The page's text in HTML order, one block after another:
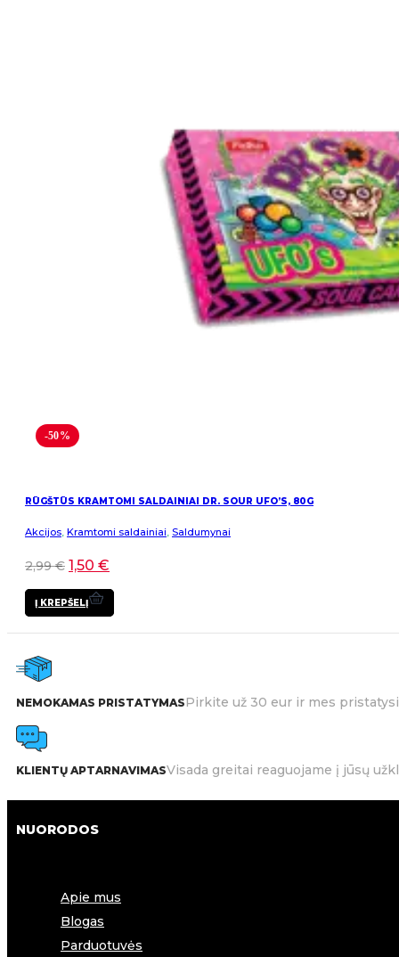
-50%
RŪGŠTŪS KRAMTOMI SALDAINIAI DR. SOUR UFO’S, 80G
Akcijos Kramtomi saldainiai Saldumynai
2,99€ 1,50 €
Į KREPŠELĮ
NEMOKAMAS PRISTATYMASPirkite už 30 eur ir mes
KLIENTŲ APTARNAVIMASVisada greitai reaguojame į jūsų
NUORODOS
Apie mus
Blogas
Parduotuvės